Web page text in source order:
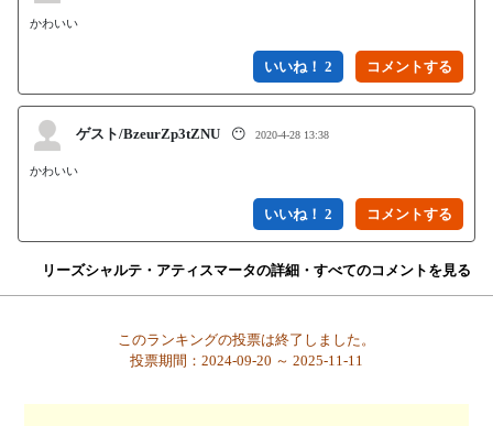
かわいい
いいね！ 2
ゲスト/BzeurZp3tZNU 😶 2020-4-28 13:38
かわいい
いいね！ 2
リーズシャルテ・アティスマータの詳細・すべてのコメントを見る
このランキングの投票は終了しました。
投票期間：2024-09-20 ～ 2025-11-11